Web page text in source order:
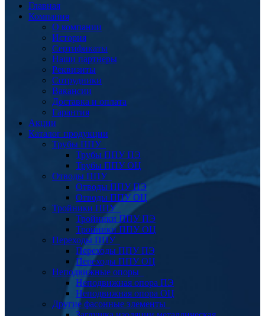
Главная
Компания
О компании
История
Сертификаты
Наши партнеры
Реквизиты
Сотрудники
Вакансии
Доставка и оплата
Гарантия
Акции
Каталог продукции
Трубы ППУ
Трубы ППУ ПЭ
Трубы ППУ ОЦ
Отводы ППУ
Отводы ППУ ПЭ
Отводы ППУ ОЦ
Тройники ППУ
Тройники ППУ ПЭ
Тройники ППУ ОЦ
Переходы ППУ
Переходы ППУ ПЭ
Переходы ППУ ОЦ
Неподвижные опоры
Неподвижная опора ПЭ
Неподвижная опора ОЦ
Другие фасонные элементы